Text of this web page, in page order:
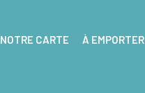
NOTRE CARTE À EMPORTER